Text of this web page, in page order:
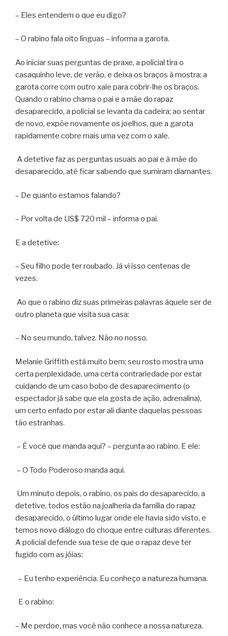
– Eles entendem o que eu digo?
– O rabino fala oito línguas – informa a garota.
Ao iniciar suas perguntas de praxe, a policial tira o
casaquinho leve, de verão, e deixa os braços à mostra; a
garota corre com outro xale para cobrir-lhe os braços.
Quando o rabino chama o pai e a mãe do rapaz
desaparecido, a policial se levanta da cadeira; ao sentar
de novo, expõe novamente os joelhos, que a garota
rapidamente cobre mais uma vez com o xale.
A detetive faz as perguntas usuais ao pai e à mãe do
desaparecido, até ficar sabendo que sumiram diamantes.
– De quanto estamos falando?
– Por volta de US$ 720 mil – informa o pai.
E a detetive:
– Seu filho pode ter roubado. Já vi isso centenas de
vezes.
Ao que o rabino diz suas primeiras palavras àquele ser de
outro planeta que visita sua casa:
– No seu mundo, talvez. Não no nosso.
Melanie Griffith está muito bem; seu rosto mostra uma
certa perplexidade, uma certa contrariedade por estar
cuidando de um caso bobo de desaparecimento (o
espectador já sabe que ela gosta de ação, adrenalina),
um certo enfado por estar ali diante daquelas pessoas
tão estranhas.
– É você que manda aqui? – pergunta ao rabino. E ele:
– O Todo Poderoso manda aqui.
Um minuto depois, o rabino, os pais do desaparecido, a
detetive, todos estão na joalheria da família do rapaz
desaparecido, o último lugar onde ele havia sido visto, e
temos novo diálogo do choque entre culturas diferentes.
A policial defende sua tese de que o rapaz deve ter
fugido com as jóias:
– Eu tenho experiência. Eu conheço a natureza humana.
E o rabino:
– Me perdoe, mas você não conhece a nossa natureza.